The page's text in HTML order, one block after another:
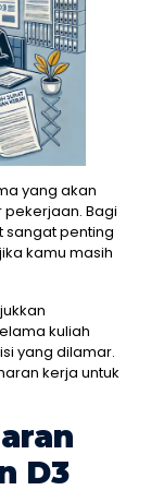
yang akan
Bagi
sangat penting
kamu masih
kuliah
yang dilamar.
kerja untuk
D3